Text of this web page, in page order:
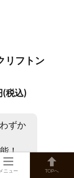
リフトン
(税込)
ずか
！
13,200
メニュー TOPへ